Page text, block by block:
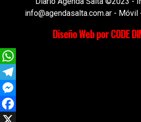
info@agendasalta.com.ar -
Diseño Web por CODE
WhatsApp
Telegram
Messenger
Facebook